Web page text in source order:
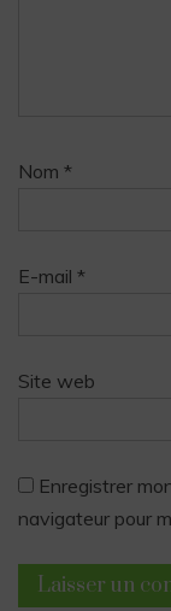
Nom *
E-mail *
Site web
Enregistrer
navigateur pour